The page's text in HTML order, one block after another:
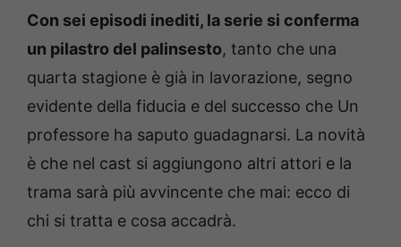
Con sei episodi inediti, la serie si conferma
un pilastro del palinsesto, tanto che una
quarta stagione è già in lavorazione, segno
evidente della fiducia e del successo che Un
professore ha saputo guadagnarsi. La novità
è che nel cast si aggiungono altri attori e la
trama sarà più avvincente che mai: ecco di
chi si tratta e cosa accadrà.